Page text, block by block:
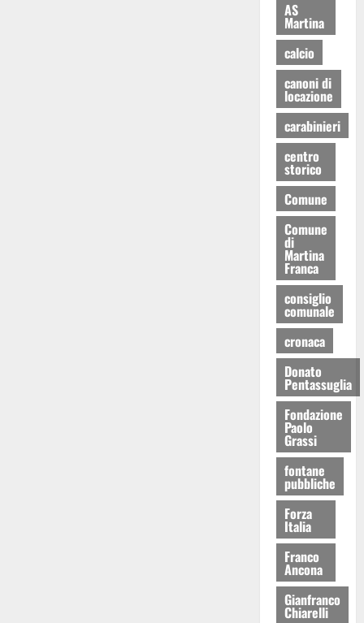
AS
Martina
calcio
canoni di
locazione
carabinieri
centro
storico
Comune
Comune
di
Martina
Franca
consiglio
comunale
cronaca
Donato
Pentassuglia
Fondazione
Paolo
Grassi
fontane
pubbliche
Forza
Italia
Franco
Ancona
Gianfranco
Chiarelli